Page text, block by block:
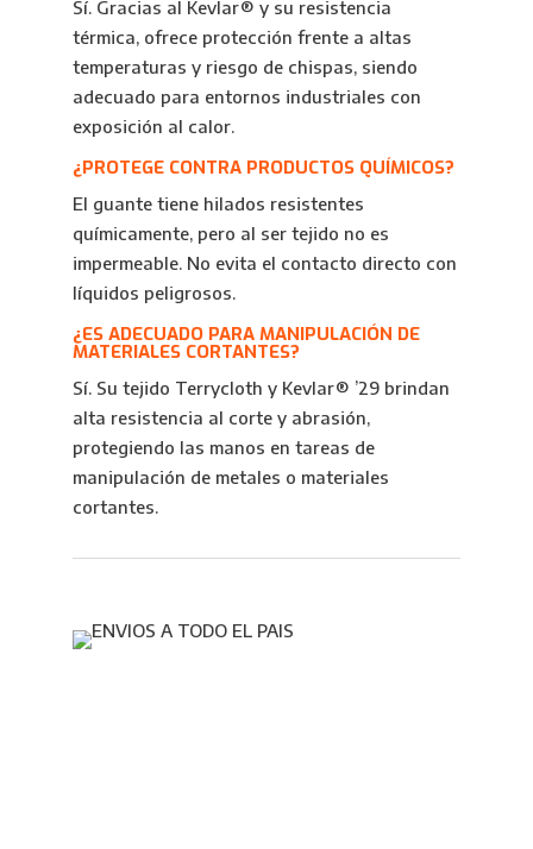
Sí. Gracias al Kevlar® y su resistencia
térmica, ofrece protección frente a altas
temperaturas y riesgo de chispas, siendo
adecuado para entornos industriales con
exposición al calor.
¿PROTEGE CONTRA PRODUCTOS QUÍMICOS?
El guante tiene hilados resistentes
químicamente, pero al ser tejido no es
impermeable. No evita el contacto directo con
líquidos peligrosos.
¿ES ADECUADO PARA MANIPULACIÓN DE
MATERIALES CORTANTES?
Sí. Su tejido Terrycloth y Kevlar® ’29 brindan
alta resistencia al corte y abrasión,
protegiendo las manos en tareas de
manipulación de metales o materiales
cortantes.